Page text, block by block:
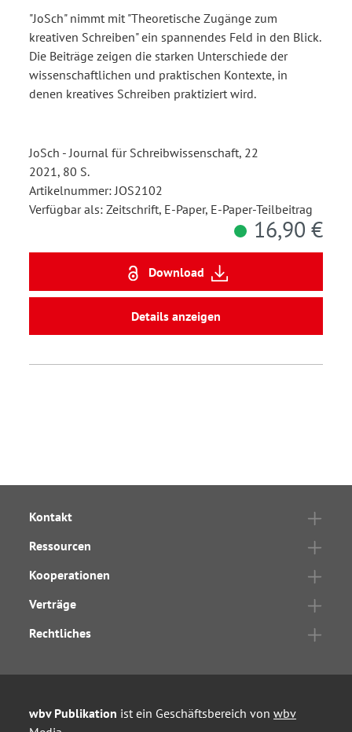
"JoSch" nimmt mit "Theoretische Zugänge zum
kreativen Schreiben" ein spannendes Feld in den Blick.
Die Beiträge zeigen die starken Unterschiede der
wissenschaftlichen und praktischen Kontexte, in
denen kreatives Schreiben praktiziert wird.
JoSch - Journal für Schreibwissenschaft, 22
2021, 80 S.
Artikelnummer: JOS2102
Verfügbar als: Zeitschrift, E-Paper, E-Paper-Teilbeitrag
16,90 €
Download
Details anzeigen
Kontakt
Ressourcen
Kooperationen
Verträge
Rechtliches
wbv Publikation ist ein Geschäftsbereich von wbv